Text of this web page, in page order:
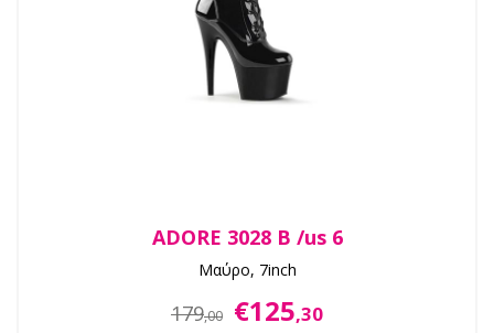
ADORE 3028 B /us 6
Μαύρο, 7inch
179,00 €125,30